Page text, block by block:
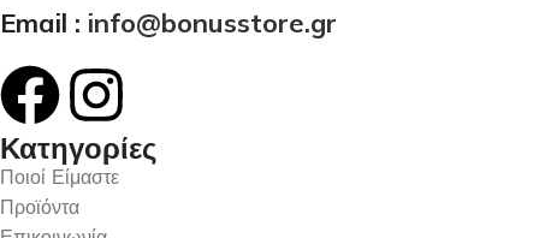
Email : info@bonusstore.gr
Κατηγορίες
Ποιοί Είμαστε
Προϊόντα